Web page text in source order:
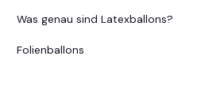
Was genau sind Latexballons?
Folienballons